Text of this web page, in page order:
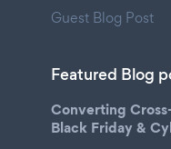
Guest Blog Post
Featured Blog
Converting
Black Friday &